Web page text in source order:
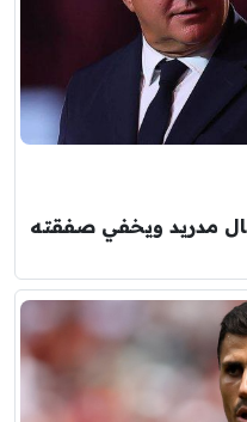
مدريد ويخفي صفقته